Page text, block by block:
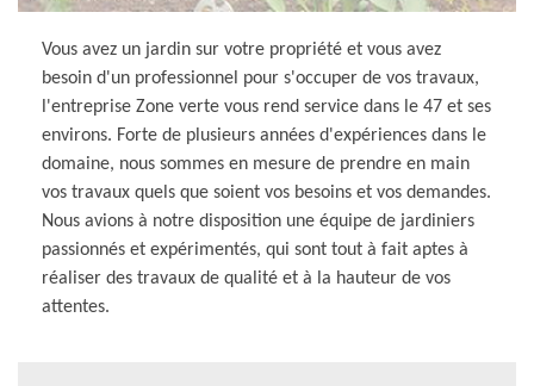
Vous avez un jardin sur votre propriété et vous avez
besoin d'un professionnel pour s'occuper de vos travaux,
l'entreprise Zone verte vous rend service dans le 47 et ses
environs. Forte de plusieurs années d'expériences dans le
domaine, nous sommes en mesure de prendre en main
vos travaux quels que soient vos besoins et vos demandes.
Nous avions à notre disposition une équipe de jardiniers
passionnés et expérimentés, qui sont tout à fait aptes à
réaliser des travaux de qualité et à la hauteur de vos
attentes.